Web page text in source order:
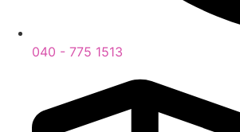
040 - 775 1513